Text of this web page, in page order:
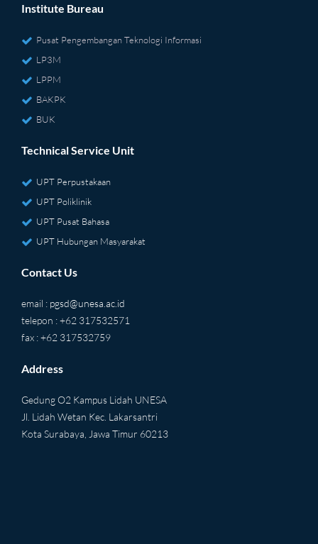
Institute Bureau
Pusat Pengembangan Teknologi Informasi
LP3M
LPPM
BAKPK
BUK
Technical Service Unit
UPT Perpustakaan
UPT Poliklinik
UPT Pusat Bahasa
UPT Hubungan Masyarakat
Contact Us
email : pgsd@unesa.ac.id
telepon : +62 317532571
fax : +62 317532759
Address
Gedung O2 Kampus Lidah UNESA
Jl. Lidah Wetan Kec. Lakarsantri
Kota Surabaya, Jawa Timur 60213